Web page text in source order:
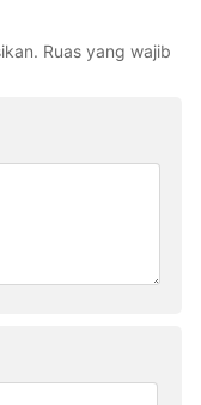
Ruas yang wajib